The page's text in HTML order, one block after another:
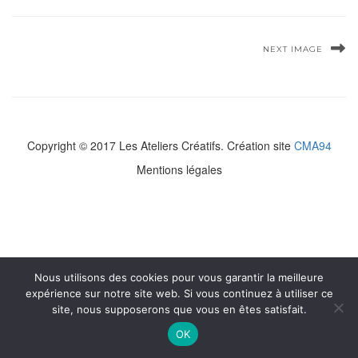
NEXT IMAGE
Copyright © 2017 Les Ateliers Créatifs. Création site CMA94
Mentions légales
Nous utilisons des cookies pour vous garantir la meilleure
expérience sur notre site web. Si vous continuez à utiliser ce
site, nous supposerons que vous en êtes satisfait.
OK